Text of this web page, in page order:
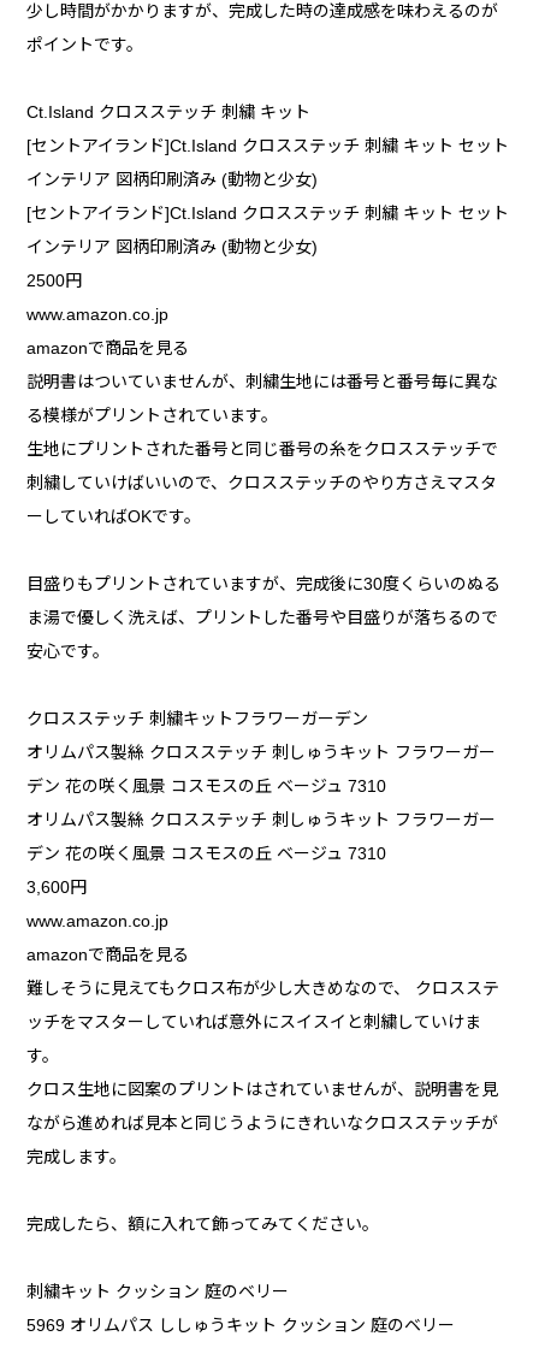
少し時間がかかりますが、完成した時の達成感を味わえるのが
ポイントです。
Ct.Island クロスステッチ 刺繍 キット
[セントアイランド]Ct.Island クロスステッチ 刺繍 キット セット
インテリア 図柄印刷済み (動物と少女)
[セントアイランド]Ct.Island クロスステッチ 刺繍 キット セット
インテリア 図柄印刷済み (動物と少女)
2500円
www.amazon.co.jp
amazonで商品を見る
説明書はついていませんが、刺繍生地には番号と番号毎に異な
る模様がプリントされています。
生地にプリントされた番号と同じ番号の糸をクロスステッチで
刺繍していけばいいので、クロスステッチのやり方さえマスタ
ーしていればOKです。
目盛りもプリントされていますが、完成後に30度くらいのぬる
ま湯で優しく洗えば、プリントした番号や目盛りが落ちるので
安心です。
クロスステッチ 刺繍キットフラワーガーデン
オリムパス製絲 クロスステッチ 刺しゅうキット フラワーガー
デン 花の咲く風景 コスモスの丘 ベージュ 7310
オリムパス製絲 クロスステッチ 刺しゅうキット フラワーガー
デン 花の咲く風景 コスモスの丘 ベージュ 7310
3,600円
www.amazon.co.jp
amazonで商品を見る
難しそうに見えてもクロス布が少し大きめなので、 クロスステ
ッチをマスターしていれば意外にスイスイと刺繍していけま
す。
クロス生地に図案のプリントはされていませんが、説明書を見
ながら進めれば見本と同じうようにきれいなクロスステッチが
完成します。
完成したら、額に入れて飾ってみてください。
刺繍キット クッション 庭のベリー
5969 オリムパス ししゅうキット クッション 庭のベリー